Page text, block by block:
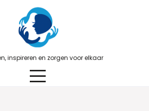
inspireren en zorgen voor elkaar